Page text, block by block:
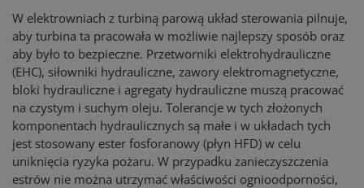
W elektrowniach z turbiną parową układ sterowania pilnuje,
aby turbina ta pracowała w możliwie najlepszy sposób oraz
aby było to bezpieczne. Przetworniki elektrohydrauliczne
(EHC), siłowniki hydrauliczne, zawory elektromagnetyczne,
bloki hydrauliczne i agregaty hydrauliczne muszą pracować
na czystym i suchym oleju. Tolerancje w tych złożonych
komponentach hydraulicznych są małe i w układach tych
jest stosowany ester fosforanowy (płyn HFD) w celu
uniknięcia ryzyka pożaru. W przypadku zanieczyszczenia
estrów nie można utrzymać właściwości ognioodporności,